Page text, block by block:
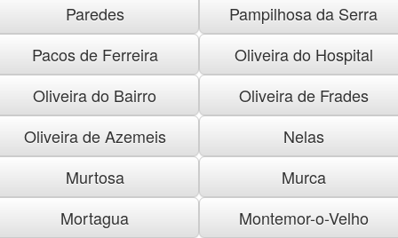
Paredes
Pampilhosa da Serra
Pacos de Ferreira
Oliveira do Hospital
Oliveira do Bairro
Oliveira de Frades
Oliveira de Azemeis
Nelas
Murtosa
Murca
Mortagua
Montemor-o-Velho